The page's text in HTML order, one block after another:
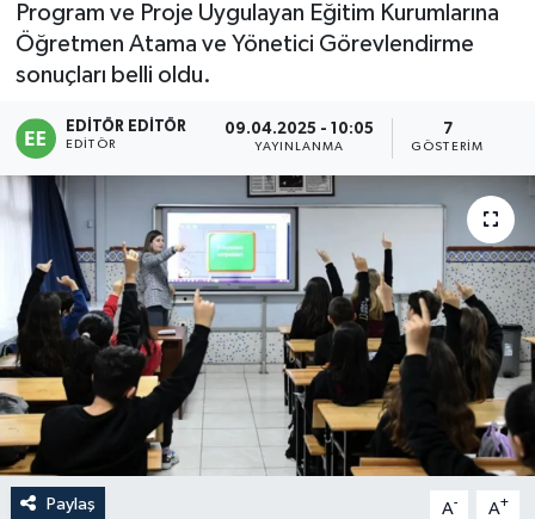
Program ve Proje Uygulayan Eğitim Kurumlarına
Öğretmen Atama ve Yönetici Görevlendirme
sonuçları belli oldu.
EDITÖR EDITÖR
EDITÖR
09.04.2025 - 10:05
YAYINLANMA
7
GÖSTERIM
Paylaş A- A+
Gündem
Magazin
Sağlık
Siyaset
Spor
Türkiye
Haber Arşivi